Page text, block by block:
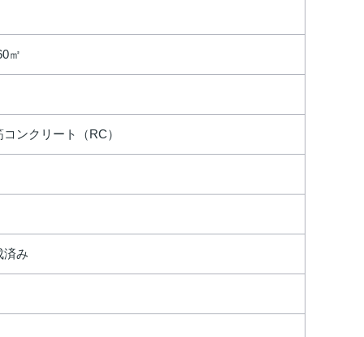
㎡
コンクリート（RC）
済み